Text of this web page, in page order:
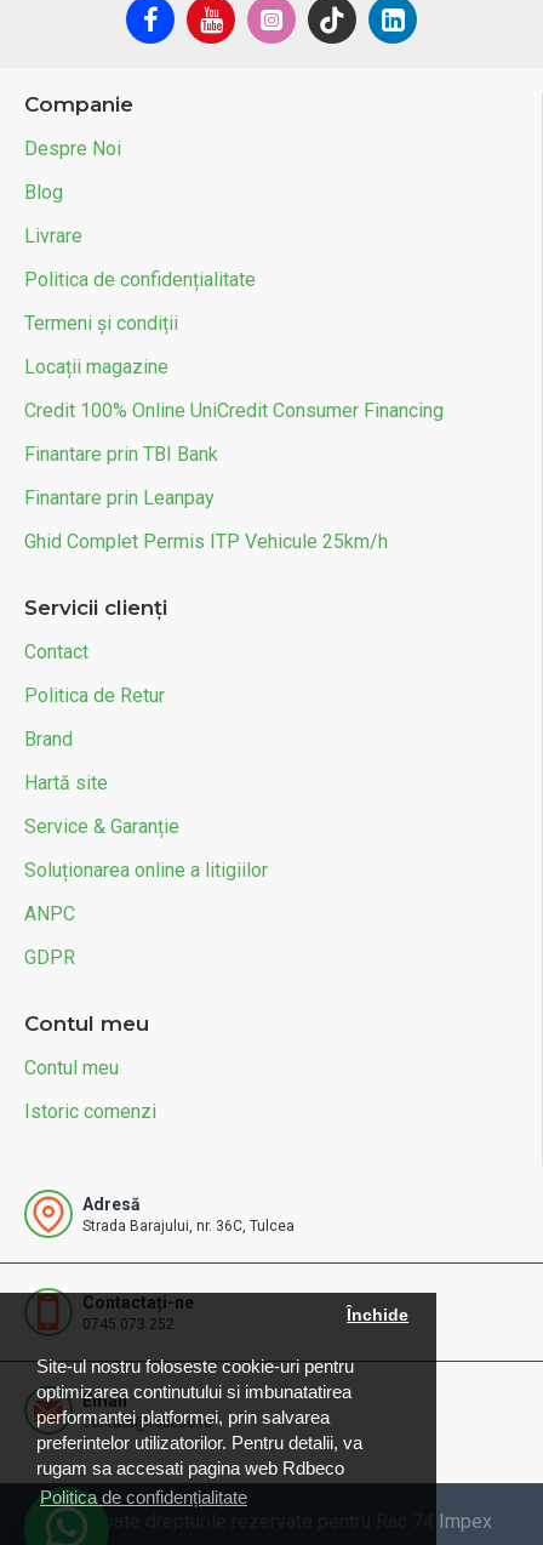
Site-ul nostru foloseste cookie-uri pentru
optimizarea continutului si imbunatatirea
performantei platformei, prin salvarea
preferintelor utilizatorilor. Pentru detalii, va
rugam sa accesati pagina web Rdbeco
Politica de confidențialitate
Închide
Companie
Despre Noi
Blog
Livrare
Politica de confidențialitate
Termeni și condiții
Locații magazine
Credit 100% Online UniCredit Consumer Financing
Finantare prin TBI Bank
Finantare prin Leanpay
Ghid Complet Permis ITP Vehicule 25km/h
Servicii clienți
Contact
Politica de Retur
Brand
Hartă site
Service & Garanție
Soluționarea online a litigiilor
ANPC
GDPR
Contul meu
Contul meu
Istoric comenzi
Adresă
Strada Barajului, nr. 36C, Tulcea
Contactați-ne
0745.073.252
Email
contact@rdbeco.ro
© 2025 Toate drepturile rezervate pentru Rac 74 Impex